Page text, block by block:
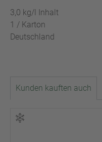
3,0 kg/l Inhalt
1 / Karton
Deutschland
Kunden kauften auch